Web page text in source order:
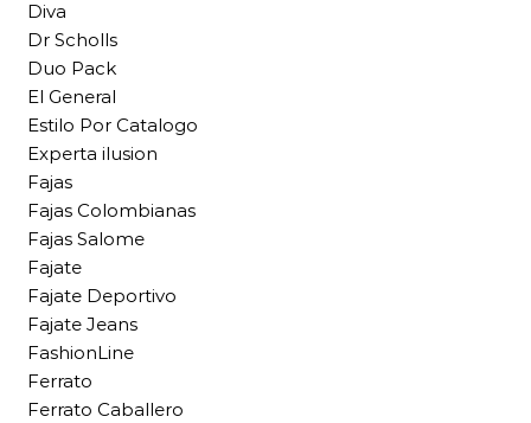
Diva
Dr Scholls
Duo Pack
El General
Estilo Por Catalogo
Experta ilusion
Fajas
Fajas Colombianas
Fajas Salome
Fajate
Fajate Deportivo
Fajate Jeans
FashionLine
Ferrato
Ferrato Caballero